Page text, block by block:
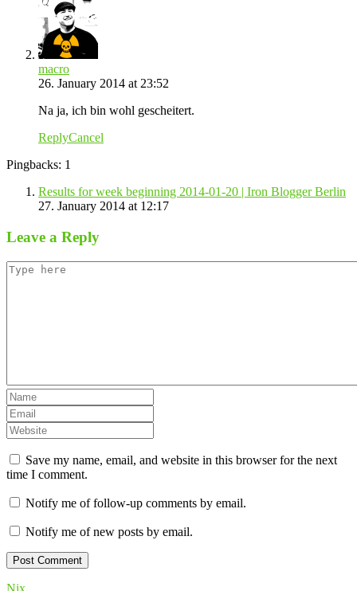
macro
26. January 2014 at 23:52
Na ja, ich bin wohl gescheitert.
ReplyCancel
Pingbacks: 1
Results for week beginning 2014-01-20 | Iron Blogger Berlin
27. January 2014 at 12:17
Leave a Reply
Save my name, email, and website in this browser for the next
time I comment.
Notify me of follow-up comments by email.
Notify me of new posts by email.
Nix